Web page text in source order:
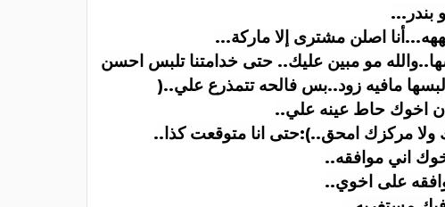
بندر ...
اصلن مشترى إلا ماركة...
مو مبين عليك.. حتى خدامتنا تلبس احسن
مافيه زود..بس فالحه تتمذرع علي)..
اخوك حاط عينه علي..
مركزك امحق..):حتى انا متوقعت كذا ..
اني موافقه..
على اخوي..